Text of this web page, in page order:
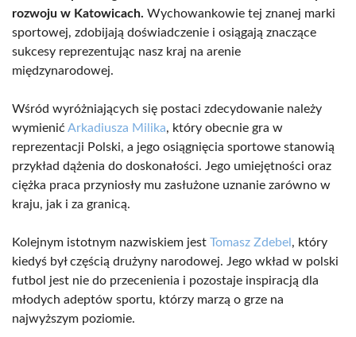
rozwoju w Katowicach. Wychowankowie tej znanej marki
sportowej, zdobijają doświadczenie i osiągają znaczące
sukcesy reprezentując nasz kraj na arenie
międzynarodowej.
Wśród wyróżniających się postaci zdecydowanie należy
wymienić Arkadiusza Milika, który obecnie gra w
reprezentacji Polski, a jego osiągnięcia sportowe stanowią
przykład dążenia do doskonałości. Jego umiejętności oraz
ciężka praca przyniosły mu zasłużone uznanie zarówno w
kraju, jak i za granicą.
Kolejnym istotnym nazwiskiem jest Tomasz Zdebel , który
kiedyś był częścią drużyny narodowej. Jego wkład w polski
futbol jest nie do przecenienia i pozostaje inspiracją dla
młodych adeptów sportu, którzy marzą o grze na
najwyższym poziomie.